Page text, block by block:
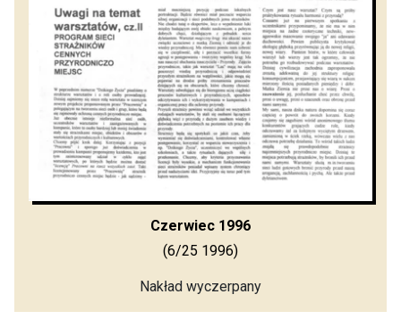
Czerwiec 1996
(6/25 1996)
Nakład wyczerpany